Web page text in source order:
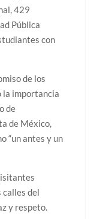
429
Pública
con
de los
la importancia
de
de México,
“un antes y un
del
y respeto.